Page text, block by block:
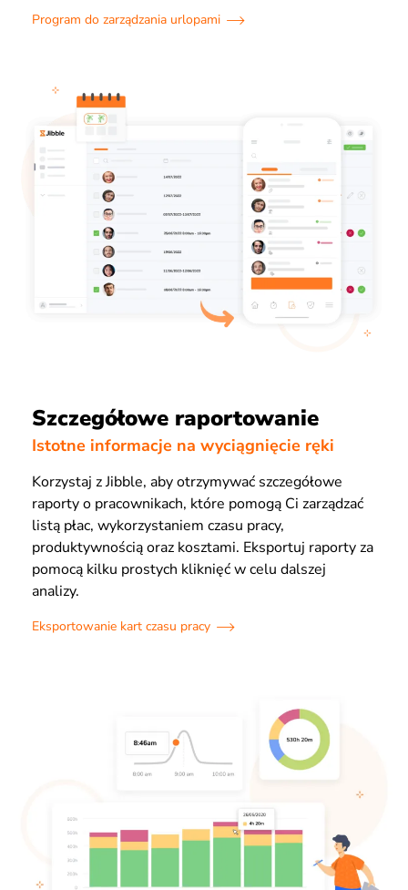
Program do zarządzania urlopami
Szczegółowe raportowanie
Istotne informacje na wyciągnięcie ręki
Korzystaj z Jibble, aby otrzymywać szczegółowe
raporty o pracownikach, które pomogą Ci zarządzać
listą płac, wykorzystaniem czasu pracy,
produktywnością oraz kosztami. Eksportuj raporty za
pomocą kilku prostych kliknięć w celu dalszej
analizy.
Eksportowanie kart czasu pracy